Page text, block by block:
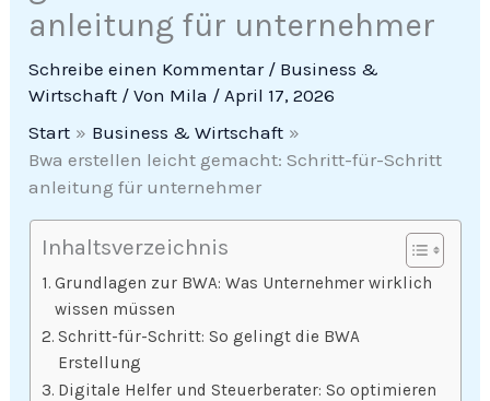
anleitung für unternehmer
Schreibe einen Kommentar / Business &
Wirtschaft / Von Mila / April 17, 2026
Start
Business & Wirtschaft
Bwa erstellen leicht gemacht: Schritt-für-Schritt
anleitung für unternehmer
Inhaltsverzeichnis
Grundlagen zur BWA: Was Unternehmer wirklich
wissen müssen
Schritt-für-Schritt: So gelingt die BWA
Erstellung
Digitale Helfer und Steuerberater: So optimieren